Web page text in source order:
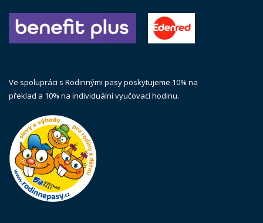
Ve spolupráci s Rodinnými pasy poskytujeme 10% na
překlad a 10% na individuální vyučovací hodinu.